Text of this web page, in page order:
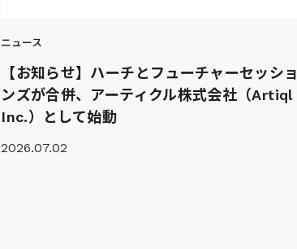
ニュース
【お知らせ】ハーチとフューチャーセッショ
ンズが合併、アーティクル株式会社（Artiql
Inc.）として始動
2026.07.02